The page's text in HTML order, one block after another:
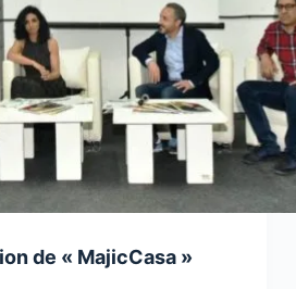
de « MajicCasa »